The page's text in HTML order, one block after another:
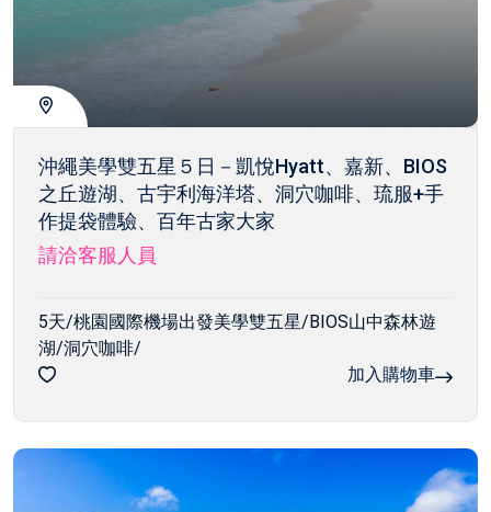
沖繩美學雙五星５日－凱悅Hyatt、嘉新、BIOS
之丘遊湖、古宇利海洋塔、洞穴咖啡、琉服+手
作提袋體驗、百年古家大家
請洽客服人員
5天/桃園國際機場出發美學雙五星/BIOS山中森林遊
湖/洞穴咖啡/
加入購物車